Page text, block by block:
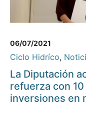
06/07/2021
Ciclo Hidríco,
La Diputación
refuerza con
inversiones en